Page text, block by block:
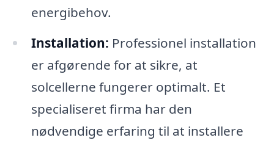
energibehov.
Installation: Professionel installation
er afgørende for at sikre, at
solcellerne fungerer optimalt. Et
specialiseret firma har den
nødvendige erfaring til at installere